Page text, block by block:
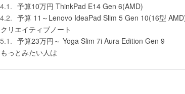
予算10万円 ThinkPad E14 Gen 6(AMD)
予算 11～Lenovo IdeaPad Slim 5 Gen 10(16型
クリエイティブノート
予算23万円～ Yoga Slim 7i Aura Edition Gen 9
もっとみたい人は